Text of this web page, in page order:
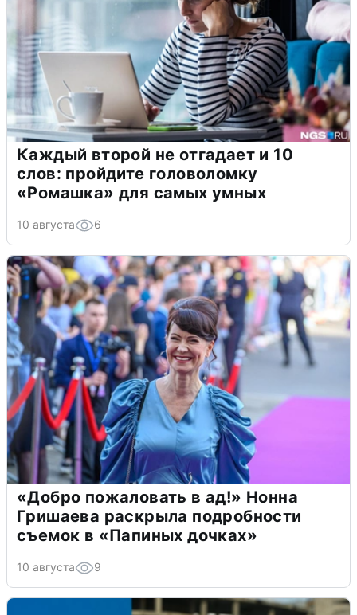
Каждый второй не отгадает и 10
слов: пройдите головоломку
«Ромашка» для самых умных
10 августа 6
«Добро пожаловать в ад!» Нонна
Гришаева раскрыла подробности
съемок в «Папиных дочках»
10 августа 9